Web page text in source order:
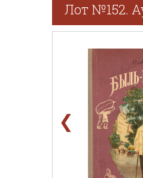
Лот №152.
❮